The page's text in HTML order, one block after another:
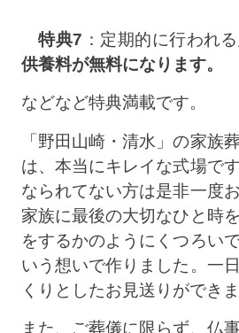
特典7 ：定期的に行われる
供養料が無料になります。
などなど特典満載です。
「野田山崎・清水」の家族
は、本当にキレイな式場で
なられてない方は是非一度
家族に最後の大切なひと時
をするかのようにくつろい
いう想いで作りました。一
くりとしたお見送りができま
また、ご葬儀に限らず、仏